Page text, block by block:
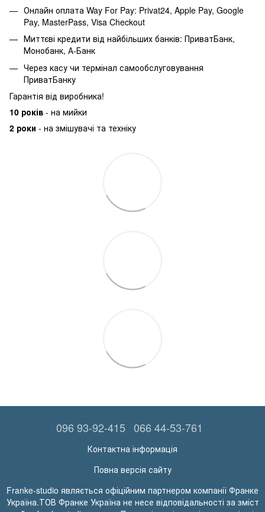
Онлайн оплата Way For Pay: Privat24, Apple Pay, Google
Pay, MasterPass, Visa Checkout
Миттєві кредити від найбільших банків: ПриватБанк,
Монобанк, А-Банк
Через касу чи термінал самообслуговування
ПриватБанку
Гарантія від виробника!
10 років - на мийки
2 роки - на змішувачі та техніку
096 93-92-415 066 44-53-761
Контактна інформація
Повна версія сайту
Franke-studio являється офіційним партнером компанії Франке
Україна.ТОВ Франке Україна не несе відповідальності за зміст